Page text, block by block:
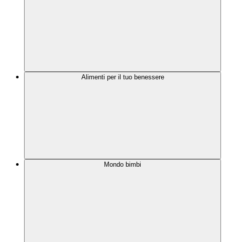
Alimenti per il tuo benessere
Mondo bimbi